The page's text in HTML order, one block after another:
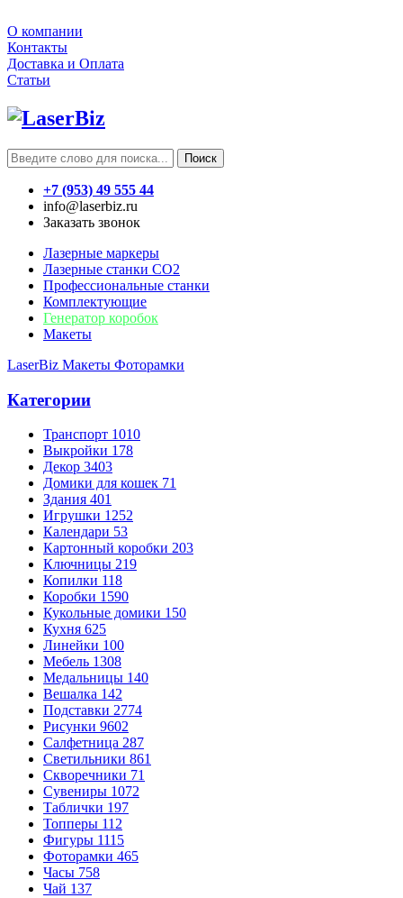
О компании
Контакты
Доставка и Оплата
Статьи
Поиск
+7 (953) 49 555 44
info@laserbiz.ru
Заказать звонок
Лазерные маркеры
Лазерные станки CO2
Профессиональные станки
Комплектующие
Генератор коробок
Макеты
LaserBiz Макеты Фоторамки
Категории
Транспорт 1010
Выкройки 178
Декор 3403
Домики для кошек 71
Здания 401
Игрушки 1252
Календари 53
Картонный коробки 203
Ключницы 219
Копилки 118
Коробки 1590
Кукольные домики 150
Кухня 625
Линейки 100
Мебель 1308
Медальницы 140
Вешалка 142
Подставки 2774
Рисунки 9602
Салфетница 287
Светильники 861
Скворечники 71
Сувениры 1072
Таблички 197
Топперы 112
Фигуры 1115
Фоторамки 465
Часы 758
Чай 137